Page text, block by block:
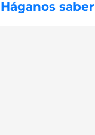
Háganos saber